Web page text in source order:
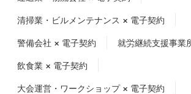
清掃業・ビルメンテナンス × 電子契約
警備会社 × 電子契約 就労継続支援事業
飲食業 × 電子契約
大会運営・ワークショップ × 電子契約